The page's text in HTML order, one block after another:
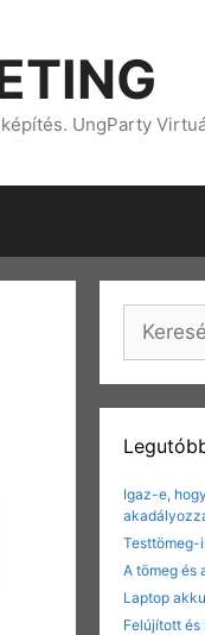
UngParty
Keresés:
Igaz-e,
Testtömeg-
A tömeg és
Laptop
Felújított és